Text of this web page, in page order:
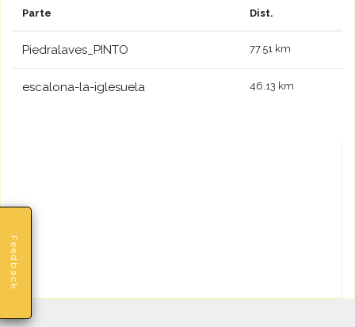
Feedback
Parte Dist.
Piedralaves_PINTO 77.51 km
escalona-la-iglesuela 46.13 km